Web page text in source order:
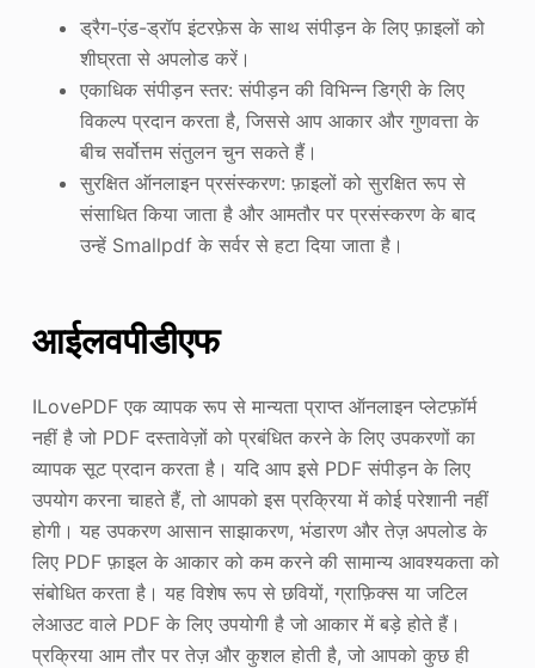
ड्रैग-एंड-ड्रॉप इंटरफ़ेस के साथ संपीड़न के लिए फ़ाइलों को
शीघ्रता से अपलोड करें।
एकाधिक संपीड़न स्तर: संपीड़न की विभिन्न डिग्री के लिए
विकल्प प्रदान करता है, जिससे आप आकार और गुणवत्ता के
बीच सर्वोत्तम संतुलन चुन सकते हैं।
सुरक्षित ऑनलाइन प्रसंस्करण: फ़ाइलों को सुरक्षित रूप से
संसाधित किया जाता है और आमतौर पर प्रसंस्करण के बाद
उन्हें Smallpdf के सर्वर से हटा दिया जाता है।
आईलवपीडीएफ
ILovePDF एक व्यापक रूप से मान्यता प्राप्त ऑनलाइन प्लेटफ़ॉर्म
नहीं है जो PDF दस्तावेज़ों को प्रबंधित करने के लिए उपकरणों का
व्यापक सूट प्रदान करता है। यदि आप इसे PDF संपीड़न के लिए
उपयोग करना चाहते हैं, तो आपको इस प्रक्रिया में कोई परेशानी नहीं
होगी। यह उपकरण आसान साझाकरण, भंडारण और तेज़ अपलोड के
लिए PDF फ़ाइल के आकार को कम करने की सामान्य आवश्यकता को
संबोधित करता है। यह विशेष रूप से छवियों, ग्राफ़िक्स या जटिल
लेआउट वाले PDF के लिए उपयोगी है जो आकार में बड़े होते हैं।
प्रक्रिया आम तौर पर तेज़ और कुशल होती है, जो आपको कुछ ही